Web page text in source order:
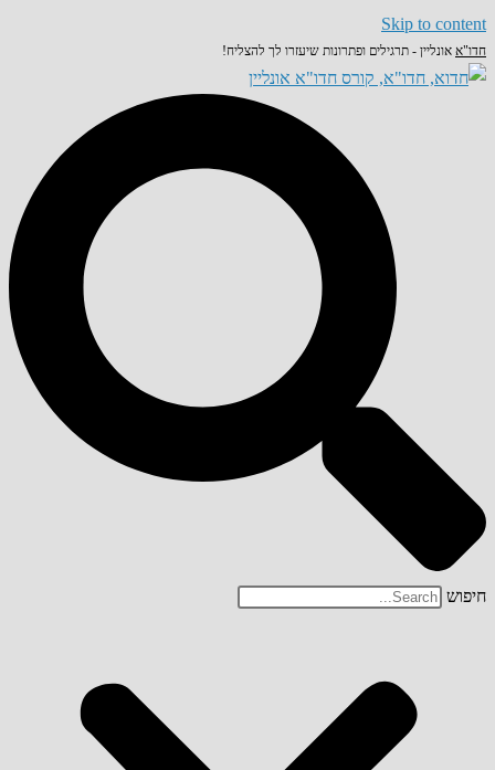
Skip to content
חדו"א אונליין - תרגילים ופתרונות שיעזרו לך להצליח!
חיפוש